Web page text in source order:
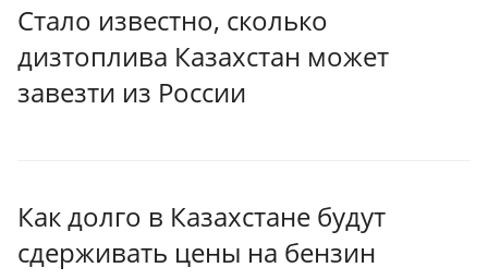
Стало известно, сколько
дизтоплива Казахстан может
завезти из России
Как долго в Казахстане будут
сдерживать цены на бензин